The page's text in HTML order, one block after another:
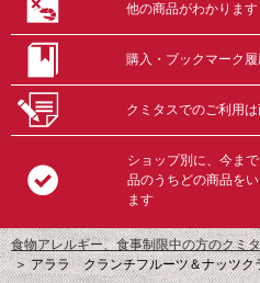
他の商品がわかります
購入・ブックマーク
クミタスでのご利用
ショップ別に、今ま
品のうちどの商品を
ます
食物アレルギー、食事制限中の方のクミ
＞アララ クランチフルーツ＆ナッツ